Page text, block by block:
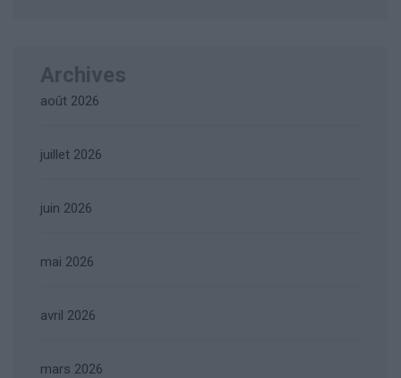
Archives
août 2026
juillet 2026
juin 2026
mai 2026
avril 2026
mars 2026